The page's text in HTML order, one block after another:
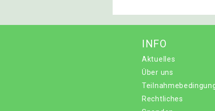
INFO
Aktuelles
Über uns
Rechtliches